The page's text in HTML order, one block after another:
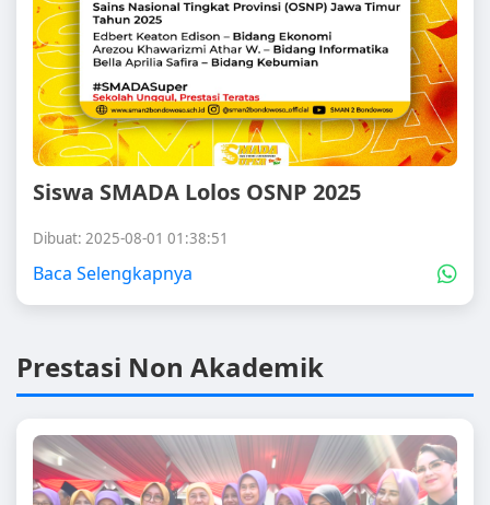
Siswa SMADA Lolos OSNP 2025
Dibuat: 2025-08-01 01:38:51
Baca Selengkapnya
Prestasi Non Akademik